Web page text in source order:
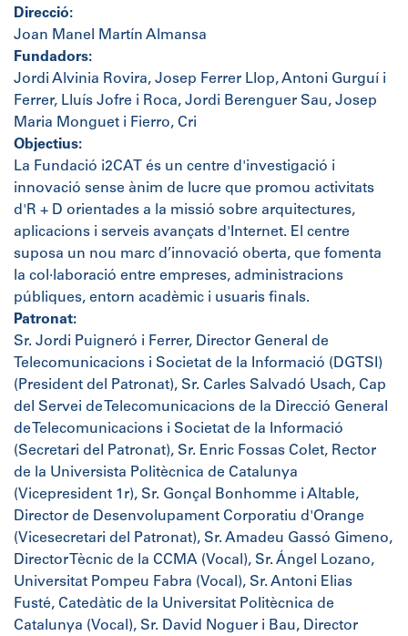
Direcció:
Joan Manel Martín Almansa
Fundadors:
Jordi Alvinia Rovira, Josep Ferrer Llop, Antoni Gurguí i
Ferrer, Lluís Jofre i Roca, Jordi Berenguer Sau, Josep
Maria Monguet i Fierro, Cri
Objectius:
La Fundació i2CAT és un centre d'investigació i
innovació sense ànim de lucre que promou activitats
d'R + D orientades a la missió sobre arquitectures,
aplicacions i serveis avançats d'Internet. El centre
suposa un nou marc d’innovació oberta, que fomenta
la col·laboració entre empreses, administracions
públiques, entorn acadèmic i usuaris finals.
Patronat:
Sr. Jordi Puigneró i Ferrer, Director General de
Telecomunicacions i Societat de la Informació (DGTSI)
(President del Patronat), Sr. Carles Salvadó Usach, Cap
del Servei de Telecomunicacions de la Direcció General
de Telecomunicacions i Societat de la Informació
(Secretari del Patronat), Sr. Enric Fossas Colet, Rector
de la Universista Politècnica de Catalunya
(Vicepresident 1r), Sr. Gonçal Bonhomme i Altable,
Director de Desenvolupament Corporatiu d'Orange
(Vicesecretari del Patronat), Sr. Amadeu Gassó Gimeno,
Director Tècnic de la CCMA (Vocal), Sr. Ángel Lozano,
Universitat Pompeu Fabra (Vocal), Sr. Antoni Elias
Fusté, Catedàtic de la Universitat Politècnica de
Catalunya (Vocal), Sr. David Noguer i Bau, Director